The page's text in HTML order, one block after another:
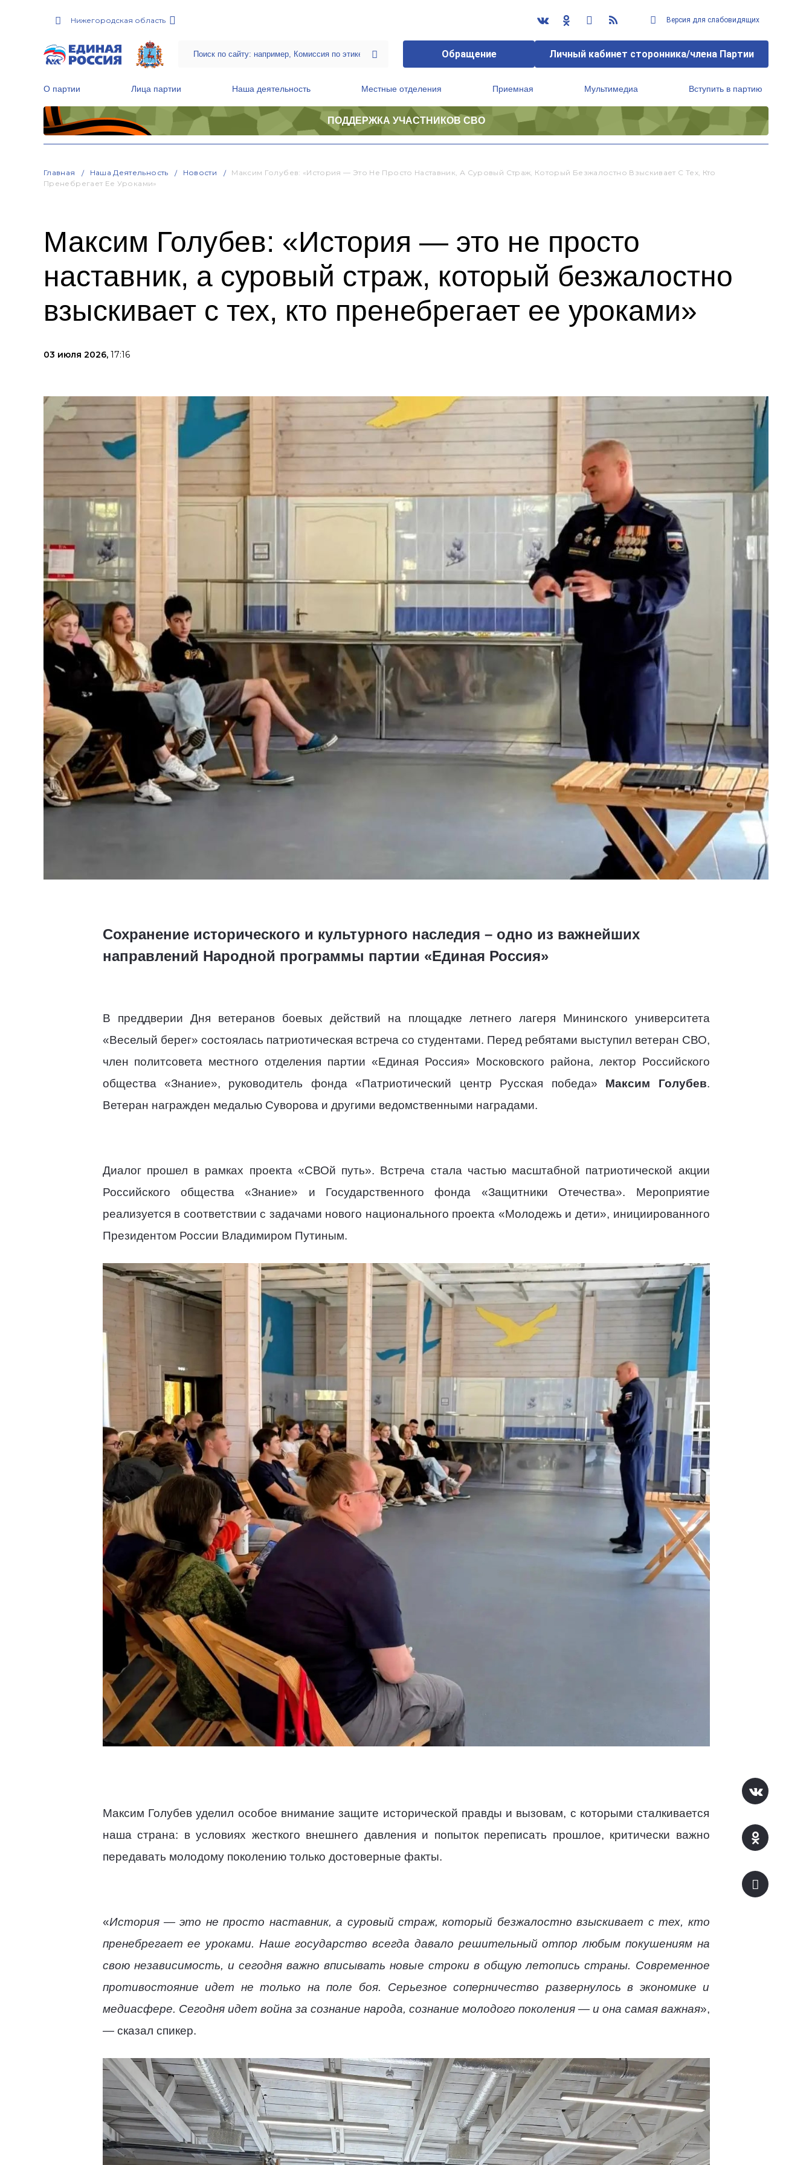
Нижегородская область Версия для слабовидящих
Обращение Личный кабинет сторонника/члена Партии
О партии Лица партии Наша деятельность Местные отделения Приемная Мультимедиа Вступить в партию
ПОДДЕРЖКА УЧАСТНИКОВ СВО
Главная Наша Деятельность Новости
Максим Голубев: «История — Это Не Просто Наставник, А Суровый Страж, Который Безжалостно Взыскивает С Тех, Кто
Пренебрегает Ее Уроками»
Максим Голубев: «История — это не просто
наставник, а суровый страж, который безжалостно
взыскивает с тех, кто пренебрегает ее уроками»
03 июля 2026, 17:16
Сохранение исторического и культурного наследия – одно из важнейших
направлений Народной программы партии «Единая Россия»
В преддверии Дня ветеранов боевых действий на площадке летнего лагеря Мининского университета
«Веселый берег» состоялась патриотическая встреча со студентами. Перед ребятами выступил ветеран СВО,
член политсовета местного отделения партии «Единая Россия» Московского района, лектор Российского
общества «Знание», руководитель фонда «Патриотический центр Русская победа» Максим Голубев.
Ветеран награжден медалью Суворова и другими ведомственными наградами.
Диалог прошел в рамках проекта «СВОй путь». Встреча стала частью масштабной патриотической акции
Российского общества «Знание» и Государственного фонда «Защитники Отечества». Мероприятие
реализуется в соответствии с задачами нового национального проекта «Молодежь и дети», инициированного
Президентом России Владимиром Путиным.
Максим Голубев уделил особое внимание защите исторической правды и вызовам, с которыми сталкивается
наша страна: в условиях жесткого внешнего давления и попыток переписать прошлое, критически важно
передавать молодому поколению только достоверные факты.
«История —это не просто наставник, а суровый страж, который безжалостно взыскивает с тех, кто
пренебрегает ее уроками. Наше государство всегда давало решительный отпор любым покушениям на
свою независимость, и сегодня важно вписывать новые строки в общую летопись страны. Современное
противостояние идет не только на поле боя. Серьезное соперничество развернулось в экономике и
медиасфере. Сегодня идет война за сознание народа, сознание молодого поколения — и она самая важная»,
— сказал спикер.